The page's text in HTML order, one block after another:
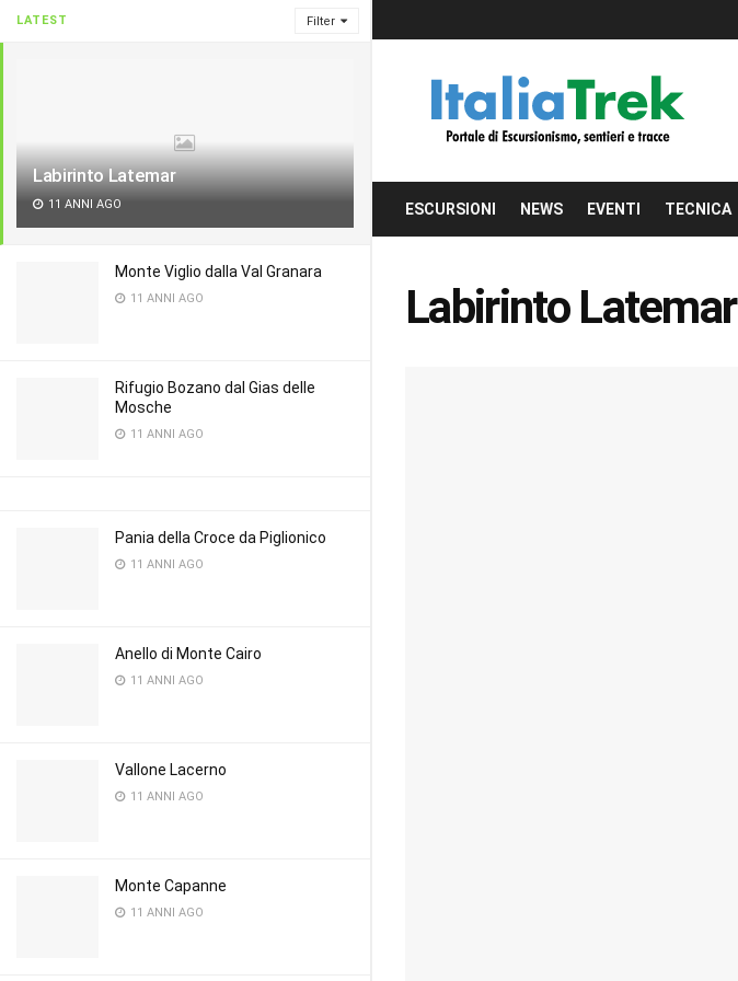
LATEST Filter
Labirinto Latemar
11 ANNI AGO
Monte Viglio dalla Val Granara
11 ANNI AGO
Rifugio Bozano dal Gias delle
Mosche
11 ANNI AGO
Pania della Croce da Piglionico
11 ANNI AGO
Anello di Monte Cairo
11 ANNI AGO
Vallone Lacerno
11 ANNI AGO
Monte Capanne
11 ANNI AGO
ESCURSIONI NEWS EVENTI TECNICA
Labirinto Latemar